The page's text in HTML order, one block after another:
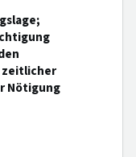
zeitlicher
Nötigung